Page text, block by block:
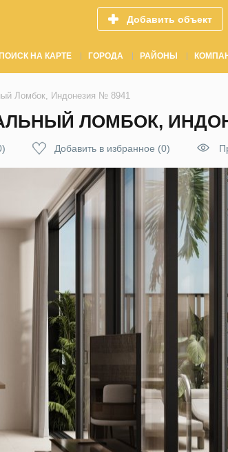
Добавить объект
ПОИСК НА КАРТЕ ГОРОДА РАЙОНЫ
Ломбок, Индонезия № 8941
ЛОМБОК,
) Добавить в избранное (0)